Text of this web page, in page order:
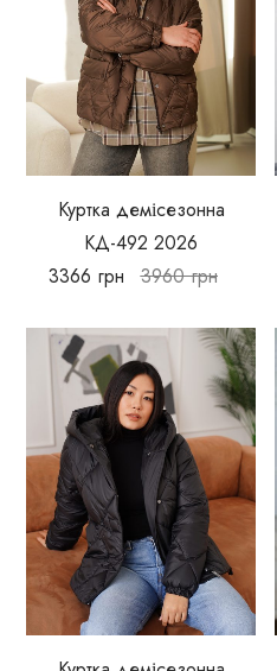
Куртка демісезонна
КД-492 2026
3366 грн 3960грн